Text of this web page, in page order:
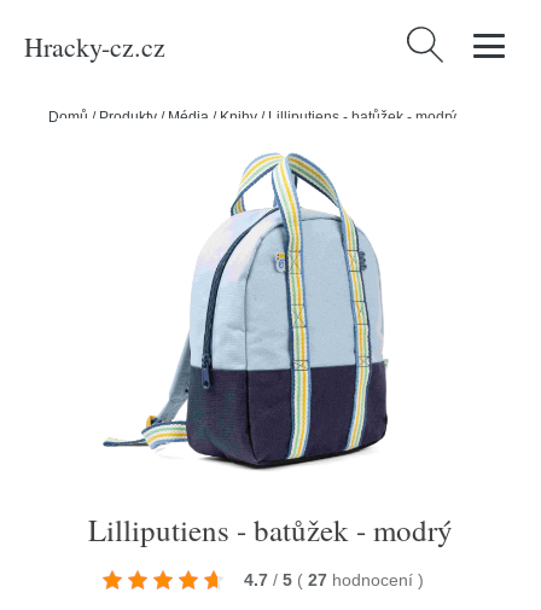
Hracky-cz.cz Vyhledávání
Domů / Produkty / Média / Knihy / Lilliputiens - batůžek - modrý
Lilliputiens - batůžek - modrý
4.7 / 5 ( 27 hodnocení )